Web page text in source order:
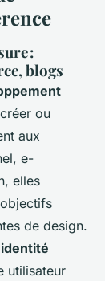
:
blogs
ou
aux
e-
elles
de design.
identité
utilisateur